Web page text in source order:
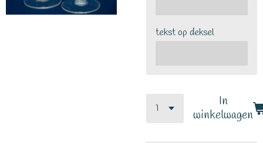
tekst op deksel
In
winkelwagen